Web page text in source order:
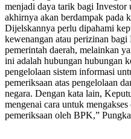
menjadi daya tarik bagi Investor
akhirnya akan berdampak pada
Dijelskannya perlu dipahami
kewenangan atau perizinan
pemerintah daerah, melainkan
ini adalah hubungan hubungan
pengelolaan sistem informasi
pemeriksaan atas pengelolaan
negara. Dengan kata lain,
mengenai cara untuk
pemeriksaan oleh BPK,”